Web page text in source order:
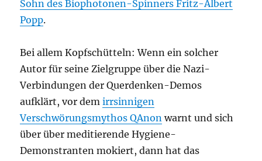
Sohn des Biophotonen-Spinners Fritz-Albert
Popp.
Bei allem Kopfschütteln: Wenn ein solcher
Autor für seine Zielgruppe über die Nazi-
Verbindungen der Querdenken-Demos
aufklärt, vor demirrsinnigen
Verschwörungsmythos QAnon warnt und sich
über über meditierende Hygiene-
Demonstranten mokiert, dann hat das